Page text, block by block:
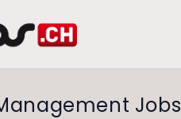
Jobs